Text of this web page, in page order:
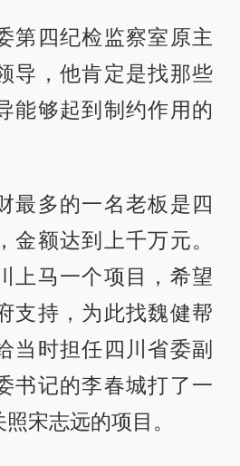
第四纪检监察室原主
导，他肯定是找那些
能够起到制约作用的
最多的一名老板是四
金额达到上千万元。
上马一个项目，希望
支持，为此找魏健帮
当时担任四川省委副
书记的李春城打了一
宋志远的项目。